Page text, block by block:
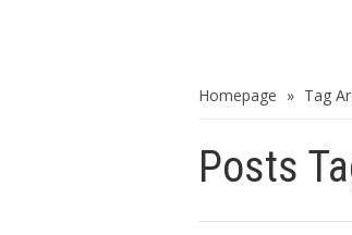
Homepage » Tag
Posts